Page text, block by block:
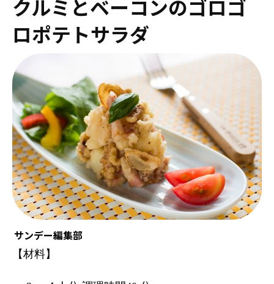
クルミとベーコンのゴロゴ
ロポテトサラダ
サンデー編集部
【材料】